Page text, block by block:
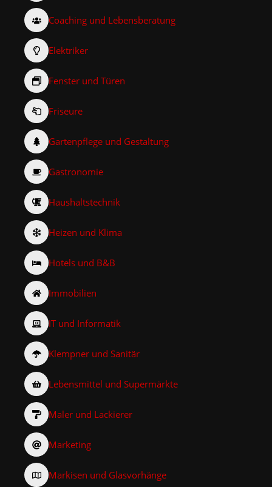
Coaching und Lebensberatung
Elektriker
Fenster und Türen
Friseure
Gartenpflege und Gestaltung
Gastronomie
Haushaltstechnik
Heizen und Klima
Hotels und B&B
Immobilien
IT und Informatik
Klempner und Sanitär
Lebensmittel und Supermärkte
Maler und Lackierer
Marketing
Markisen und Glasvorhänge